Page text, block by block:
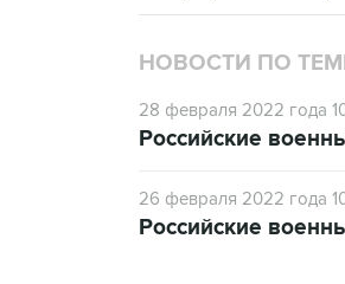
НОВОСТИ ПО
28 февраля 2022 года
Российские
26 февраля 2022 года
Российские